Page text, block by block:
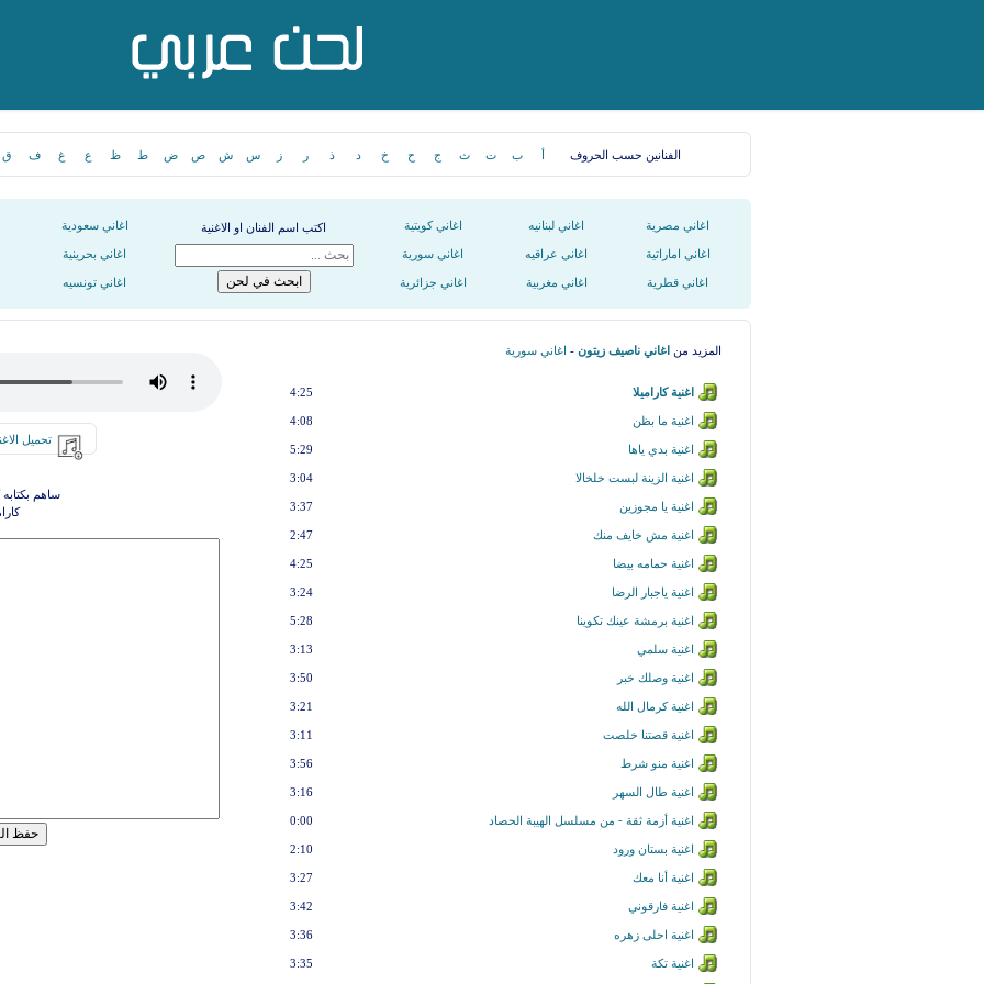
الفنانين حسب الحروف أ ب ت ث ج ح خ د ذ ر ز س ش ص ض ط ظ ع غ ف ق
اغاني مصرية اغاني لبنانيه اغاني كويتية اكتب اسم الفنان او الاغنية اغاني سعودية
اغاني اماراتية اغاني عراقيه اغاني سورية اغاني بحرينية
اغاني قطرية اغاني مغربية اغاني جزائرية اغاني تونسيه
المزيد من اغاني ناصيف زيتون - اغاني سورية
اغنية كاراميلا 4:25
اغنية ما بظن 4:08
اغنية بدي ياها 5:29
اغنية الزينة لبست خلخالا 3:04
اغنية يا مجوزين 3:37
اغنية مش خايف منك 2:47
اغنية حمامه بيضا 4:25
اغنية ياجبار الرضا 3:24
اغنية برمشة عينك تكوينا 5:28
اغنية سلمي 3:13
اغنية وصلك خبر 3:50
اغنية كرمال الله 3:21
اغنية قصتنا خلصت 3:11
اغنية منو شرط 3:56
اغنية طال السهر 3:16
اغنية أزمة ثقة - من مسلسل الهيبة الحصاد 0:00
اغنية بستان ورود 2:10
اغنية أنا معك 3:27
اغنية فارقوني 3:42
اغنية احلى زهره 3:36
اغنية تكة 3:35
تحميل
ساهم بكتابه